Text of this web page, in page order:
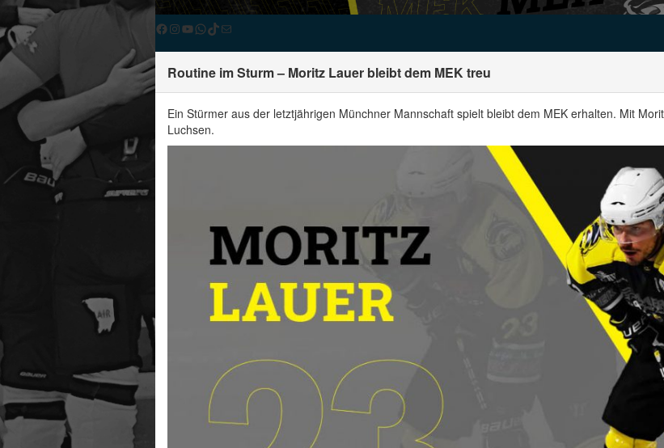
Facebook
Instagram
YouTube
WhatsApp
TikTok
E-Mail
Routine im Sturm – Moritz Lauer bleibt dem MEK treu
Ein Stürmer aus der letztjährigen Münchner Mannschaft spielt bleibt dem MEK erhalten. Mit
Luchsen.